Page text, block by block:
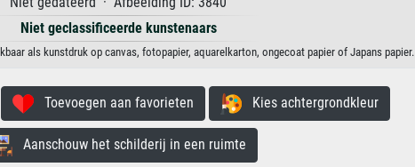
Niet geclassificeerde kunstenaars
als kunstdruk op canvas, fotopapier, aquarelkarton, ongecoat papier of Japans papier.
Toevoegen aan favorieten Kies achtergrondkleur
Aanschouw het schilderij in een ruimte